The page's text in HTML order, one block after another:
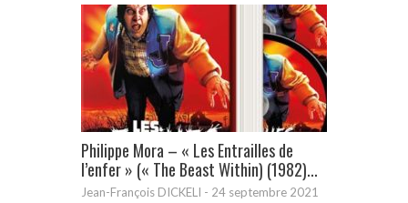
Philippe Mora – « Les Entrailles de
l’enfer » (« The Beast Within) (1982)...
Jean-François DICKELI - 24 septembre 2021